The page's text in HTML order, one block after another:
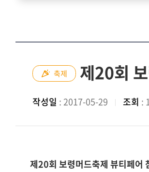
축제 제20회
작성일 : 2017-05-29 조회 :
제20회 보령머드축제 뷰티페어